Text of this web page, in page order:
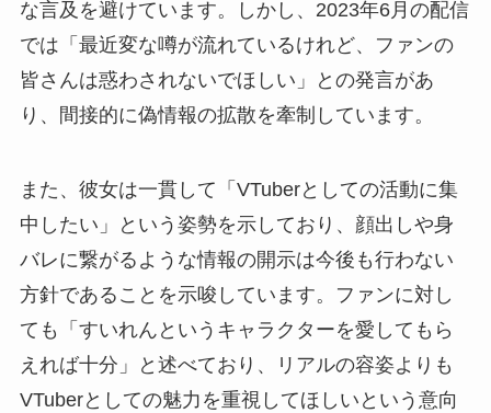
な言及を避けています。しかし、2023年6月の配信
では「最近変な噂が流れているけれど、ファンの
皆さんは惑わされないでほしい」との発言があ
り、間接的に偽情報の拡散を牽制しています。
また、彼女は一貫して「VTuberとしての活動に集
中したい」という姿勢を示しており、顔出しや身
バレに繋がるような情報の開示は今後も行わない
方針であることを示唆しています。ファンに対し
ても「すいれんというキャラクターを愛してもら
えれば十分」と述べており、リアルの容姿よりも
VTuberとしての魅力を重視してほしいという意向